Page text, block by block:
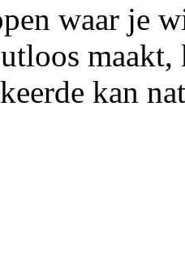
waar je
maakt,
kan